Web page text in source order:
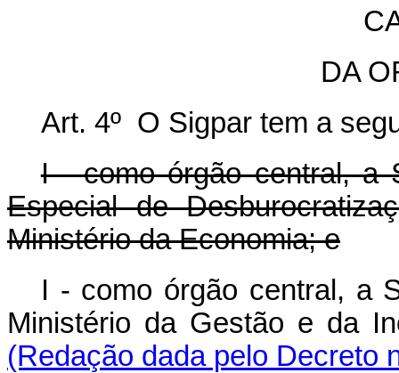
DA
Art. 4º O Sigpar tem a
I - como órgão central, a
Especial de
Ministério da Economia; e
I - como órgão central, a
Ministério da Gestão e da
(Redação dada pelo Decreto